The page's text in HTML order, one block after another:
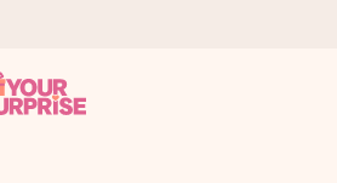
richtigen Zeitpunkt überreichen